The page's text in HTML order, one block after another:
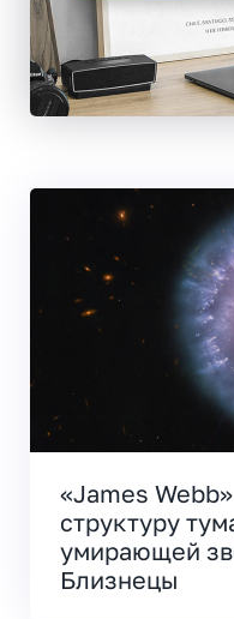
«James
структуру
умирающей
Близнецы